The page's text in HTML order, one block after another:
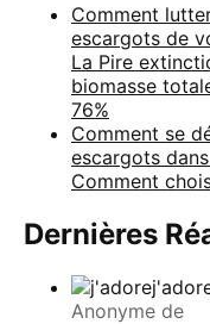
Comment
escargots de
La Pire
biomasse
76%
Comment se
escargots
Comment
Dernières
Anonyme de